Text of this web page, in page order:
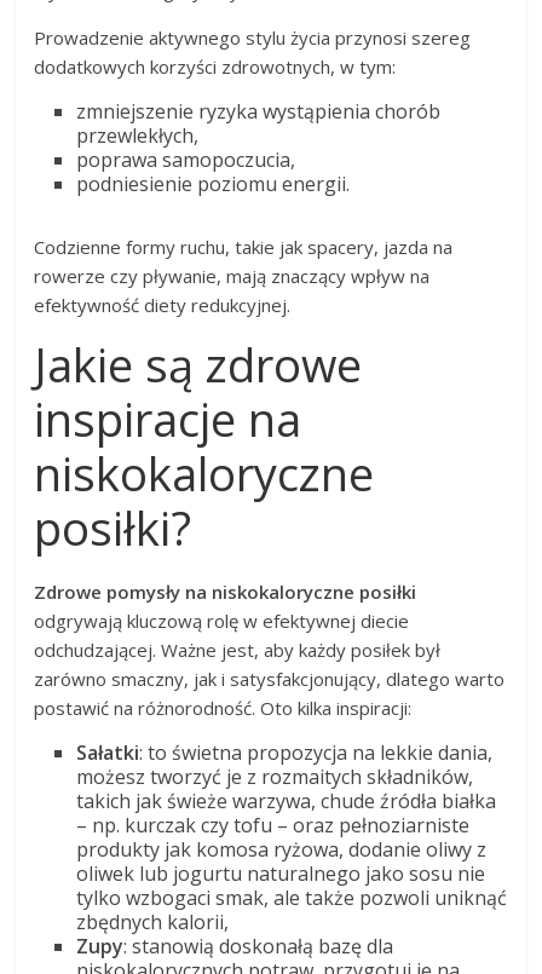
Prowadzenie aktywnego stylu życia przynosi szereg
dodatkowych korzyści zdrowotnych, w tym:
zmniejszenie ryzyka wystąpienia chorób
przewlekłych,
poprawa samopoczucia,
podniesienie poziomu energii.
Codzienne formy ruchu, takie jak spacery, jazda na
rowerze czy pływanie, mają znaczący wpływ na
efektywność diety redukcyjnej.
Jakie są zdrowe
inspiracje na
niskokaloryczne
posiłki?
Zdrowe pomysły na niskokaloryczne posiłki
odgrywają kluczową rolę w efektywnej diecie
odchudzającej. Ważne jest, aby każdy posiłek był
zarówno smaczny, jak i satysfakcjonujący, dlatego warto
postawić na różnorodność. Oto kilka inspiracji:
Sałatki: to świetna propozycja na lekkie dania,
możesz tworzyć je z rozmaitych składników,
takich jak świeże warzywa, chude źródła białka
– np. kurczak czy tofu – oraz pełnoziarniste
produkty jak komosa ryżowa, dodanie oliwy z
oliwek lub jogurtu naturalnego jako sosu nie
tylko wzbogaci smak, ale także pozwoli uniknąć
zbędnych kalorii,
Zupy: stanowią doskonałą bazę dla